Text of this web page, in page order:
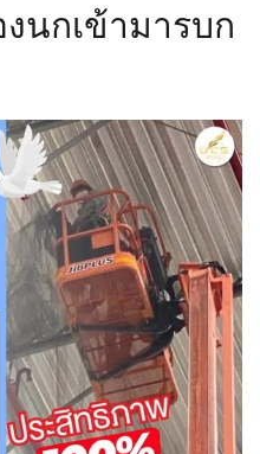
นกเข้ามารบก